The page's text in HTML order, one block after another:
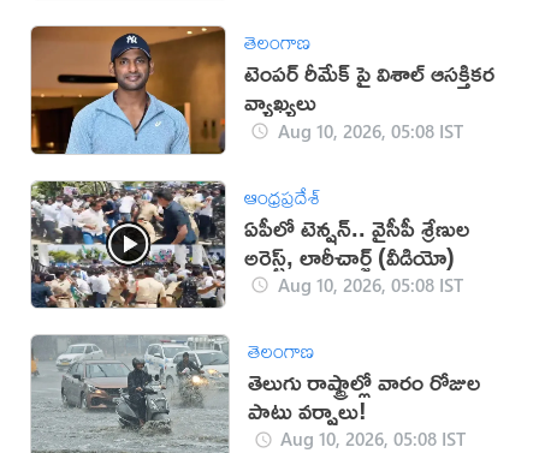
తెలంగాణ
టెంపర్ రీమేక్ పై విశాల్ ఆసక్తికర
వ్యాఖ్యలు
Aug 10, 2026, 05:08 IST
ఆంధ్రప్రదేశ్
ఏపీలో టెన్షన్.. వైసీపీ శ్రేణుల
అరెస్ట్, లాఠీచార్జ్‌ (వీడియో)
Aug 10, 2026, 05:08 IST
తెలంగాణ
తెలుగు రాష్ట్రాల్లో వారం రోజుల
పాటు వర్షాలు!
Aug 10, 2026, 05:08 IST